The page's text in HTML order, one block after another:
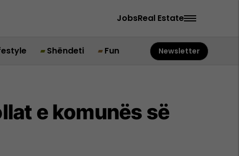
JobsReal Estate
Shëndeti Fun Newsletter
e komunës së